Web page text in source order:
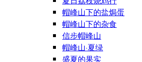
帽峰山下的盐焗蛋
帽峰山下的杂食
信步帽峰山
帽峰山·夏绿
盛夏的果实